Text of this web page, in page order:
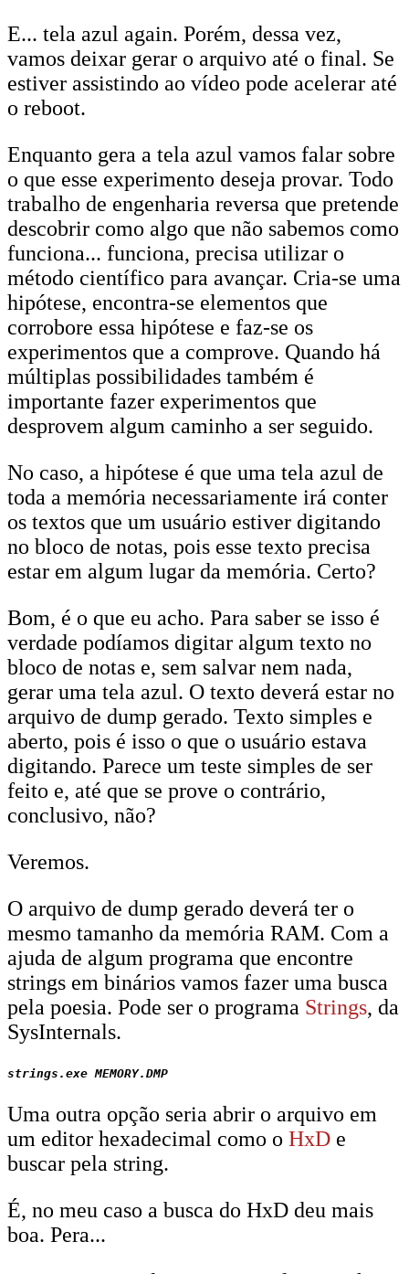
E... tela azul again. Porém, dessa vez,
vamos deixar gerar o arquivo até o final. Se
estiver assistindo ao vídeo pode acelerar até
o reboot.
Enquanto gera a tela azul vamos falar sobre
o que esse experimento deseja provar. Todo
trabalho de engenharia reversa que pretende
descobrir como algo que não sabemos como
funciona... funciona, precisa utilizar o
método científico para avançar. Cria-se uma
hipótese, encontra-se elementos que
corrobore essa hipótese e faz-se os
experimentos que a comprove. Quando há
múltiplas possibilidades também é
importante fazer experimentos que
desprovem algum caminho a ser seguido.
No caso, a hipótese é que uma tela azul de
toda a memória necessariamente irá conter
os textos que um usuário estiver digitando
no bloco de notas, pois esse texto precisa
estar em algum lugar da memória. Certo?
Bom, é o que eu acho. Para saber se isso é
verdade podíamos digitar algum texto no
bloco de notas e, sem salvar nem nada,
gerar uma tela azul. O texto deverá estar no
arquivo de dump gerado. Texto simples e
aberto, pois é isso o que o usuário estava
digitando. Parece um teste simples de ser
feito e, até que se prove o contrário,
conclusivo, não?
Veremos.
O arquivo de dump gerado deverá ter o
mesmo tamanho da memória RAM. Com a
ajuda de algum programa que encontre
strings em binários vamos fazer uma busca
pela poesia. Pode ser o programa Strings, da
SysInternals.
Uma outra opção seria abrir o arquivo em
um editor hexadecimal como o HxD e
buscar pela string.
É, no meu caso a busca do HxD deu mais
boa. Pera...